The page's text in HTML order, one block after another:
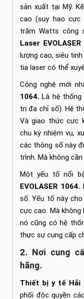
sản xuất tại Mỹ.
cao (suy hao cực
trăm Watts công
Laser
lượng cao, siêu
tia laser có thể
Công nghệ mới
1064. Là hệ thống
trị đa chỉ số). Hệ
Và giao thức cực
chu kỳ nhiệm vụ,
các thông số này
trình. Mà không
Một yếu tố nổi
EVOLASER 1064.
số. Yếu tố này
cực cao. Mà
nó cũng có hệ
thực sự cung cấp
2. Nơi cung
hãng.
Thiết bị y tế Hải
phối độc quyền